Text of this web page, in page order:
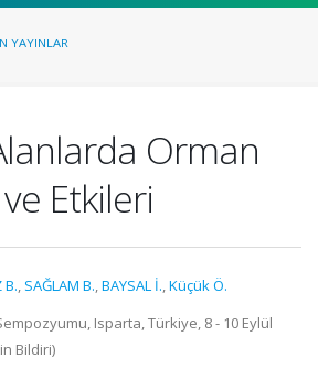
YAYINLAR
Orman
ve Etkileri
B., SAĞLAM B.,BAYSAL İ.,Küçük Ö.
Isparta, Türkiye, 8 - 10 Eylül
Bildiri)